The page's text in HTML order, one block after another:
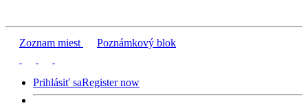
Zoznam miest Poznámkový blok
Prihlásiť saRegister now